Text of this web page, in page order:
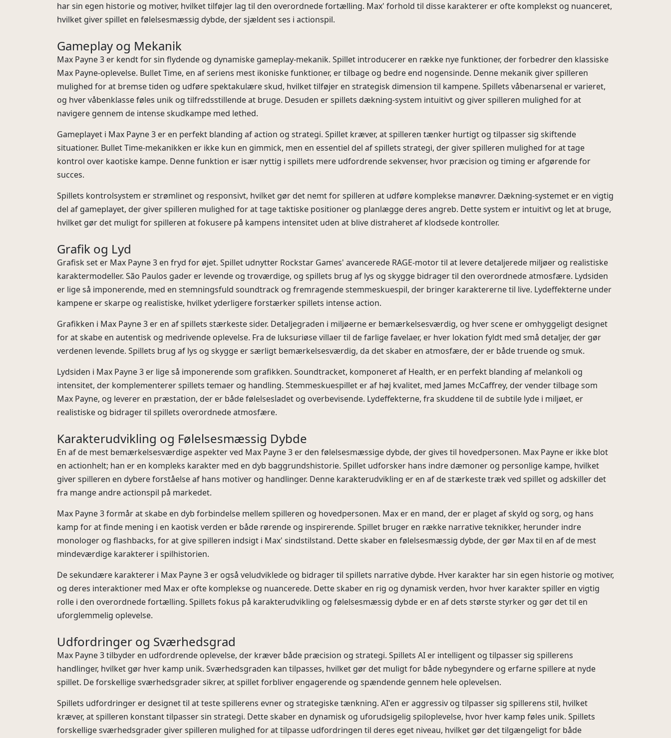
har sin egen historie og motiver, hvilket tilføjer lag til den overordnede fortælling. Max' forhold til disse karakterer er ofte komplekst og nuanceret,
hvilket giver spillet en følelsesmæssig dybde, der sjældent ses i actionspil.
Gameplay og Mekanik
Max Payne 3 er kendt for sin flydende og dynamiske gameplay-mekanik. Spillet introducerer en række nye funktioner, der forbedrer den klassiske
Max Payne-oplevelse. Bullet Time, en af seriens mest ikoniske funktioner, er tilbage og bedre end nogensinde. Denne mekanik giver spilleren
mulighed for at bremse tiden og udføre spektakulære skud, hvilket tilføjer en strategisk dimension til kampene. Spillets våbenarsenal er varieret,
og hver våbenklasse føles unik og tilfredsstillende at bruge. Desuden er spillets dækning-system intuitivt og giver spilleren mulighed for at
navigere gennem de intense skudkampe med lethed.
Gameplayet i Max Payne 3 er en perfekt blanding af action og strategi. Spillet kræver, at spilleren tænker hurtigt og tilpasser sig skiftende
situationer. Bullet Time-mekanikken er ikke kun en gimmick, men en essentiel del af spillets strategi, der giver spilleren mulighed for at tage
kontrol over kaotiske kampe. Denne funktion er især nyttig i spillets mere udfordrende sekvenser, hvor præcision og timing er afgørende for
succes.
Spillets kontrolsystem er strømlinet og responsivt, hvilket gør det nemt for spilleren at udføre komplekse manøvrer. Dækning-systemet er en vigtig
del af gameplayet, der giver spilleren mulighed for at tage taktiske positioner og planlægge deres angreb. Dette system er intuitivt og let at bruge,
hvilket gør det muligt for spilleren at fokusere på kampens intensitet uden at blive distraheret af klodsede kontroller.
Grafik og Lyd
Grafisk set er Max Payne 3 en fryd for øjet. Spillet udnytter Rockstar Games' avancerede RAGE-motor til at levere detaljerede miljøer og realistiske
karaktermodeller. São Paulos gader er levende og troværdige, og spillets brug af lys og skygge bidrager til den overordnede atmosfære. Lydsiden
er lige så imponerende, med en stemningsfuld soundtrack og fremragende stemmeskuespil, der bringer karaktererne til live. Lydeffekterne under
kampene er skarpe og realistiske, hvilket yderligere forstærker spillets intense action.
Grafikken i Max Payne 3 er en af spillets stærkeste sider. Detaljegraden i miljøerne er bemærkelsesværdig, og hver scene er omhyggeligt designet
for at skabe en autentisk og medrivende oplevelse. Fra de luksuriøse villaer til de farlige favelaer, er hver lokation fyldt med små detaljer, der gør
verdenen levende. Spillets brug af lys og skygge er særligt bemærkelsesværdig, da det skaber en atmosfære, der er både truende og smuk.
Lydsiden i Max Payne 3 er lige så imponerende som grafikken. Soundtracket, komponeret af Health, er en perfekt blanding af melankoli og
intensitet, der komplementerer spillets temaer og handling. Stemmeskuespillet er af høj kvalitet, med James McCaffrey, der vender tilbage som
Max Payne, og leverer en præstation, der er både følelsesladet og overbevisende. Lydeffekterne, fra skuddene til de subtile lyde i miljøet, er
realistiske og bidrager til spillets overordnede atmosfære.
Karakterudvikling og Følelsesmæssig Dybde
En af de mest bemærkelsesværdige aspekter ved Max Payne 3 er den følelsesmæssige dybde, der gives til hovedpersonen. Max Payne er ikke blot
en actionhelt; han er en kompleks karakter med en dyb baggrundshistorie. Spillet udforsker hans indre dæmoner og personlige kampe, hvilket
giver spilleren en dybere forståelse af hans motiver og handlinger. Denne karakterudvikling er en af de stærkeste træk ved spillet og adskiller det
fra mange andre actionspil på markedet.
Max Payne 3 formår at skabe en dyb forbindelse mellem spilleren og hovedpersonen. Max er en mand, der er plaget af skyld og sorg, og hans
kamp for at finde mening i en kaotisk verden er både rørende og inspirerende. Spillet bruger en række narrative teknikker, herunder indre
monologer og flashbacks, for at give spilleren indsigt i Max' sindstilstand. Dette skaber en følelsesmæssig dybde, der gør Max til en af de mest
mindeværdige karakterer i spilhistorien.
De sekundære karakterer i Max Payne 3 er også veludviklede og bidrager til spillets narrative dybde. Hver karakter har sin egen historie og motiver,
og deres interaktioner med Max er ofte komplekse og nuancerede. Dette skaber en rig og dynamisk verden, hvor hver karakter spiller en vigtig
rolle i den overordnede fortælling. Spillets fokus på karakterudvikling og følelsesmæssig dybde er en af dets største styrker og gør det til en
uforglemmelig oplevelse.
Udfordringer og Sværhedsgrad
Max Payne 3 tilbyder en udfordrende oplevelse, der kræver både præcision og strategi. Spillets AI er intelligent og tilpasser sig spillerens
handlinger, hvilket gør hver kamp unik. Sværhedsgraden kan tilpasses, hvilket gør det muligt for både nybegyndere og erfarne spillere at nyde
spillet. De forskellige sværhedsgrader sikrer, at spillet forbliver engagerende og spændende gennem hele oplevelsen.
Spillets udfordringer er designet til at teste spillerens evner og strategiske tænkning. AI'en er aggressiv og tilpasser sig spillerens stil, hvilket
kræver, at spilleren konstant tilpasser sin strategi. Dette skaber en dynamisk og uforudsigelig spiloplevelse, hvor hver kamp føles unik. Spillets
forskellige sværhedsgrader giver spilleren mulighed for at tilpasse udfordringen til deres eget niveau, hvilket gør det tilgængeligt for både